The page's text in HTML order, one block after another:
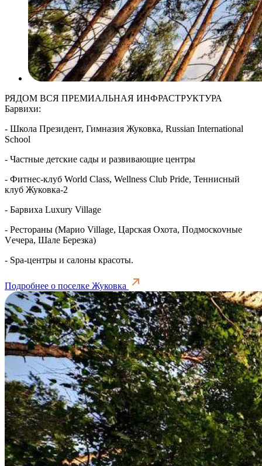
РЯДОМ ВСЯ ПРЕМИАЛЬНАЯ ИНФРАСТРУКТУРА
Барвихи:
- Школа Президент, Гимназия Жуковка, Russian International
School
- Частные детские сады и развивающие центры
- Фитнес-клуб World Class, Wellness Club Pride, Теннисный
клуб Жуковка-2
- Барвиха Luxury Village
- Рестораны (Марио Village, Царская Охота, Подмоскоvные
Vечера, Шале Березка)
- Spa-центры и салоны красоты.
Подробнее о поселке Жуковка